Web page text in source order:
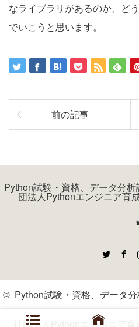
なライブラリがあるのか、ど
でいこうと思います。
前の記事
Python試験・資格、データ分
団法人Pythonエンジニア育
RSS
© Python試験・資格、データ
社団法人Pythonエンジニア